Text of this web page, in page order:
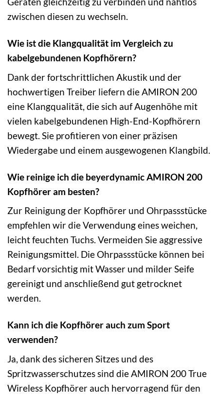
zwischen diesen zu wechseln.
Wie ist die Klangqualität im Vergleich zu
kabelgebundenen Kopfhörern?
Dank der fortschrittlichen Akustik und der
hochwertigen Treiber liefern die AMIRON 200
eine Klangqualität, die sich auf Augenhöhe mit
vielen kabelgebundenen High-End-Kopfhörern
bewegt. Sie profitieren von einer präzisen
Wiedergabe und einem ausgewogenen Klangbild.
Wie reinige ich die beyerdynamic AMIRON 200
Kopfhörer am besten?
Zur Reinigung der Kopfhörer und Ohrpassstücke
empfehlen wir die Verwendung eines weichen,
leicht feuchten Tuchs. Vermeiden Sie aggressive
Reinigungsmittel. Die Ohrpassstücke können bei
Bedarf vorsichtig mit Wasser und milder Seife
gereinigt und anschließend gut getrocknet
werden.
Kann ich die Kopfhörer auch zum Sport
verwenden?
Ja, dank des sicheren Sitzes und des
Spritzwasserschutzes sind die AMIRON 200 True
Wireless Kopfhörer auch hervorragend für den